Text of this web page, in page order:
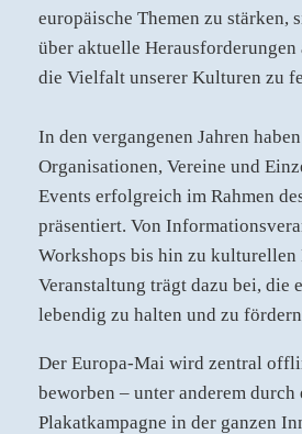
europäische Themen zu stärken,
über aktuelle Herausforderungen
die Vielfalt unserer Kulturen zu
In den vergangenen Jahren
Organisationen, Vereine und
Events erfolgreich im Rahmen
präsentiert. Von
Workshops bis hin zu kulturellen
Veranstaltung trägt dazu bei, die
lebendig zu halten und zu
Der Europa-Mai wird zentral
beworben – unter anderem durch
Plakatkampagne in der ganzen